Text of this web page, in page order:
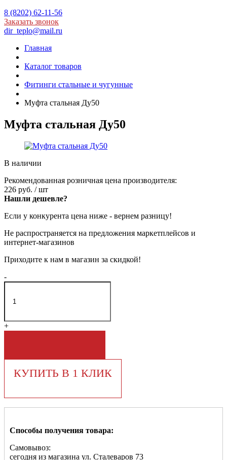
8 (8202) 62-11-56
Заказать звонок
dir_teplo@mail.ru
Главная
Каталог товаров
Фитинги стальные и чугунные
Муфта стальная Ду50
Муфта стальная Ду50
В наличии
Рекомендованная розничная цена производителя:
226 руб. / шт
Нашли дешевле?
Если у конкурента цена ниже - вернем разницу!
Не распространяется на предложения маркетплейсов и
интернет-магазинов
Приходите к нам в магазин за скидкой!
-
+
КУПИТЬ В 1 КЛИК
Способы получения товара:
Самовывоз:
сегодня из магазина ул. Сталеваров 73